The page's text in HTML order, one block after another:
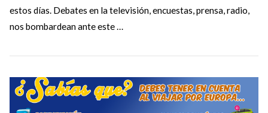
estos días. Debates en la televisión, encuestas, prensa, radio,
nos bombardean ante este …